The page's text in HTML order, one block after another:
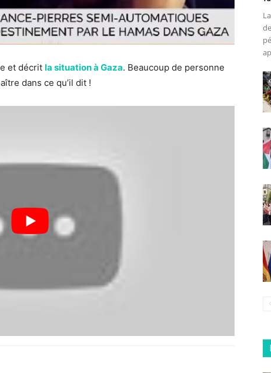
et décrit la situation à Gaza. Beaucoup de personne
dans ce qu’il dit !